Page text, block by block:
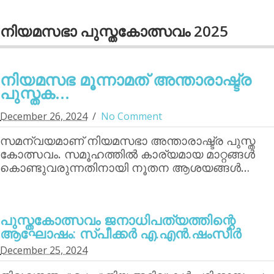
നിയമസഭാ പുസ്തകോത്സവം 2025
നിയമസഭ മൂന്നാമത് അന്താരാഷ്ട്ര
പുസ്തക...
December 26, 2024 No Comment
സമന്വയമാണ് നിയമസഭാ അന്താരാഷ്ട്ര പുസ്ത
കോത്സവം. സമൂഹത്തില്‍ കാര്യമായ മാറ്റങ്ങള്‍
കൊണ്ടുവരുന്നതിനായി നൂതന ആശയങ്ങള്‍…
പുസ്തകോത്സവം ജനാധിപത്യത്തിന്റെ
ആഘോഷം: സ്പീക്കര്‍ എ.എന്‍.ഷംസീര്‍
December 25, 2024